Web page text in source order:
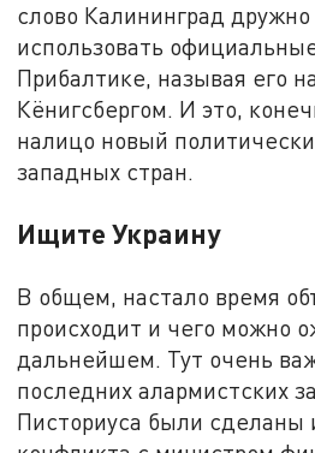
слово Калининград
использовать
Прибалтике, называя его
Кёнигсбергом. И это,
налицо новый
западных стран.
Ищите Украину
В общем, настало время
происходит и чего можно
дальнейшем. Тут очень
последних алармистских
Писториуса были сделаны